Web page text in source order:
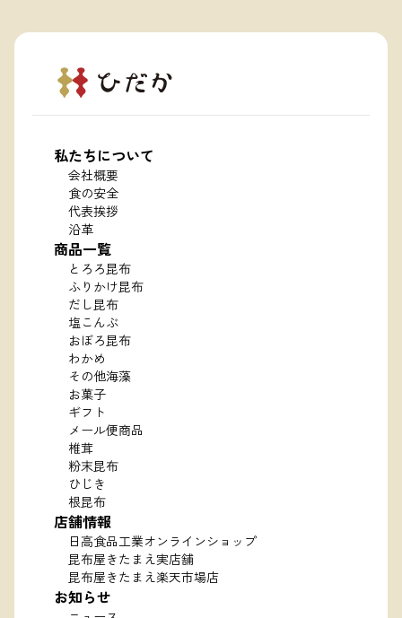
私たちについて
会社概要
食の安全
代表挨拶
沿革
商品一覧
とろろ昆布
ふりかけ昆布
だし昆布
塩こんぶ
おぼろ昆布
わかめ
その他海藻
お菓子
ギフト
メール便商品
椎茸
粉末昆布
ひじき
根昆布
店舗情報
日高食品工業オンラインショップ
昆布屋きたまえ実店舗
昆布屋きたまえ楽天市場店
お知らせ